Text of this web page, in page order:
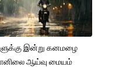
இன்று கனமழை
ஆய்வு மையம்